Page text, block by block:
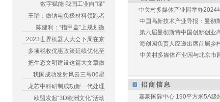
数字赋能 我国工业向“绿”
王瑨：做钠电负极材料领跑者
陈建利：“指甲盖”上规划微
2023世界机器人大会下周在京
多项税收优惠政策延续优化至
把生态文明建设这篇大文章做
我国成功发射风云三号06星
龙芯中科研制成功新一代处理
欧盟发起“3D欧洲文化”活动
中关村多媒体产业园举办2024
中国高新技术产业导报：曼彻
第六届曼彻斯特中国创新创业
海创园负责人应邀出席首届乡
中关村多媒体产业园与北京市
嘉豪国际中心 190平方米5A级